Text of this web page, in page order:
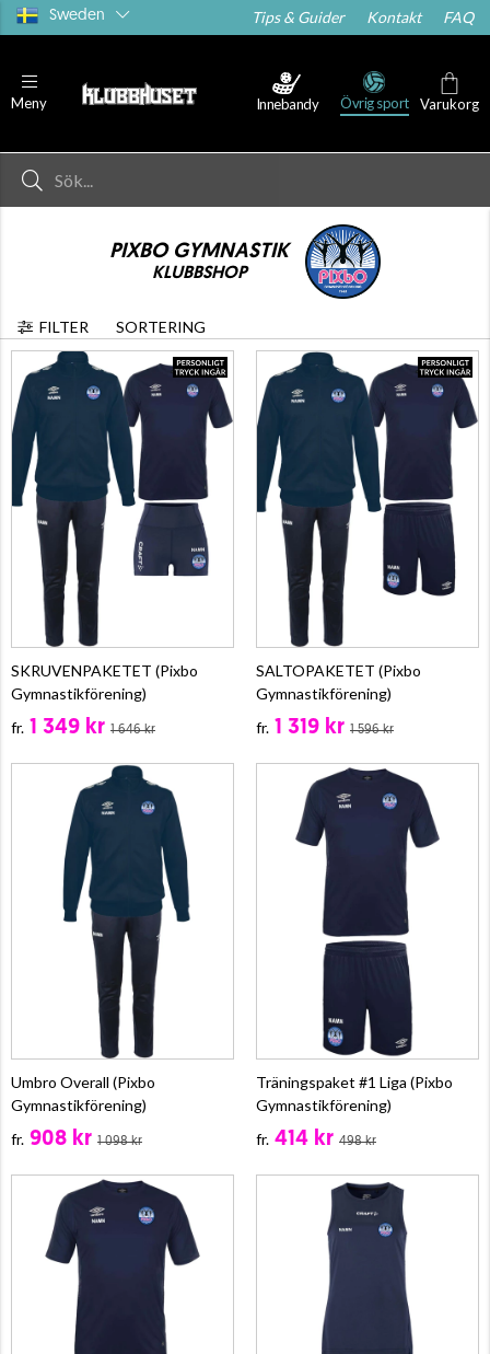
Sweden Tips & Guider Kontakt FAQ
Meny Innebandy Övrig sport Varukorg
PIXBO GYMNASTIK
KLUBBSHOP
FILTER SORTERING
SKRUVENPAKETET (Pixbo
Gymnastikförening)
fr. 1 349 kr 1 646 kr
SALTOPAKETET (Pixbo
Gymnastikförening)
fr. 1 319 kr 1 596 kr
Umbro Overall (Pixbo
Gymnastikförening)
fr. 908 kr 1 098 kr
Träningspaket #1 Liga (Pixbo
Gymnastikförening)
fr. 414 kr 498 kr